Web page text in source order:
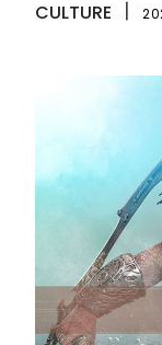
CULTURE